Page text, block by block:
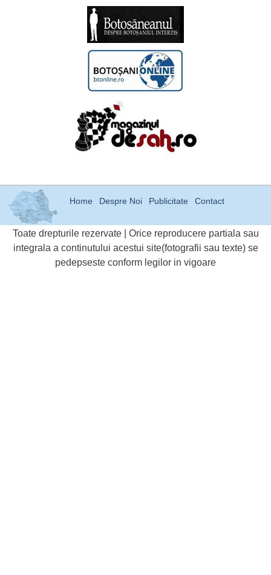
Home Despre Noi Publicitate Contact
Toate drepturile rezervate | Orice reproducere partiala sau
integrala a continutului acestui site(fotografii sau texte) se
pedepseste conform legilor in vigoare